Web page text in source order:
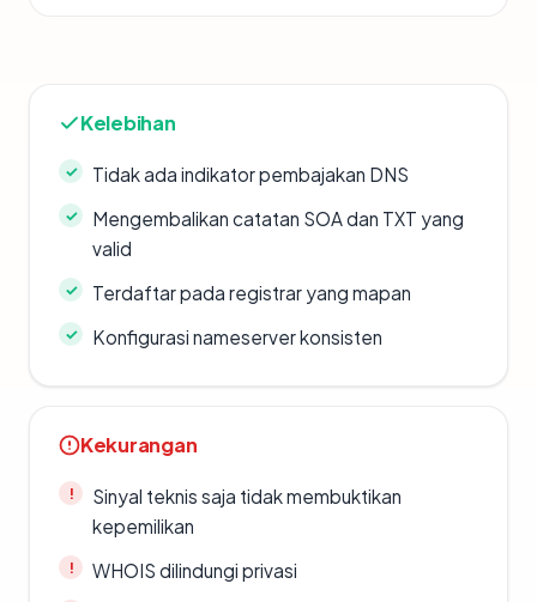
Kelebihan
Tidak ada indikator pembajakan DNS
Mengembalikan catatan SOA dan TXT yang
valid
Terdaftar pada registrar yang mapan
Konfigurasi nameserver konsisten
Kekurangan
Sinyal teknis saja tidak membuktikan
kepemilikan
WHOIS dilindungi privasi